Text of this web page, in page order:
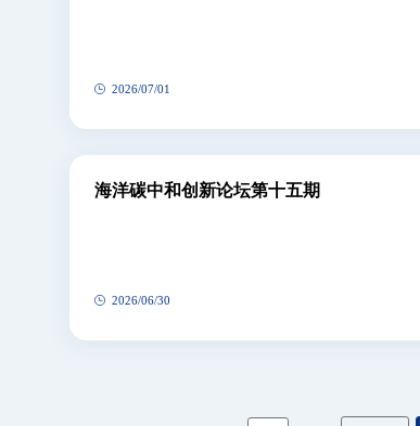
2026/07/01
海洋碳中和创新论坛第十五期
2026/06/30